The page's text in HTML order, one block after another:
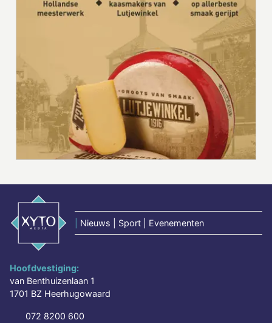
Nieuws | Sport | Evenementen
Hoofdvestiging:
van Benthuizenlaan 1
1701 BZ Heerhugowaard
072 8200 600